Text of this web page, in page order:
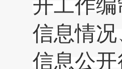
信息情
信息公